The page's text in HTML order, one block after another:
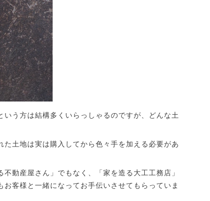
う方は結構多くいらっしゃるのですが、どんな土
土地は実は購入してから色々手を加える必要があ
動産屋さん」でもなく、「家を造る大工工務店」
客様と一緒になってお手伝いさせてもらっていま